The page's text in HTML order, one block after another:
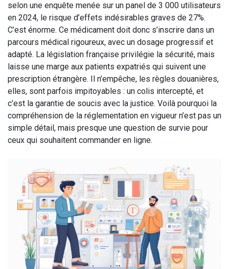
selon une enquête menée sur un panel de 3 000 utilisateurs
en 2024, le risque d’effets indésirables graves de 27%.
C’est énorme. Ce médicament doit donc s’inscrire dans un
parcours médical rigoureux, avec un dosage progressif et
adapté. La législation française privilégie la sécurité, mais
laisse une marge aux patients expatriés qui suivent une
prescription étrangère. Il n’empêche, les règles douanières,
elles, sont parfois impitoyables : un colis intercepté, et
c’est la garantie de soucis avec la justice. Voilà pourquoi la
compréhension de la réglementation en vigueur n’est pas un
simple détail, mais presque une question de survie pour
ceux qui souhaitent commander en ligne.